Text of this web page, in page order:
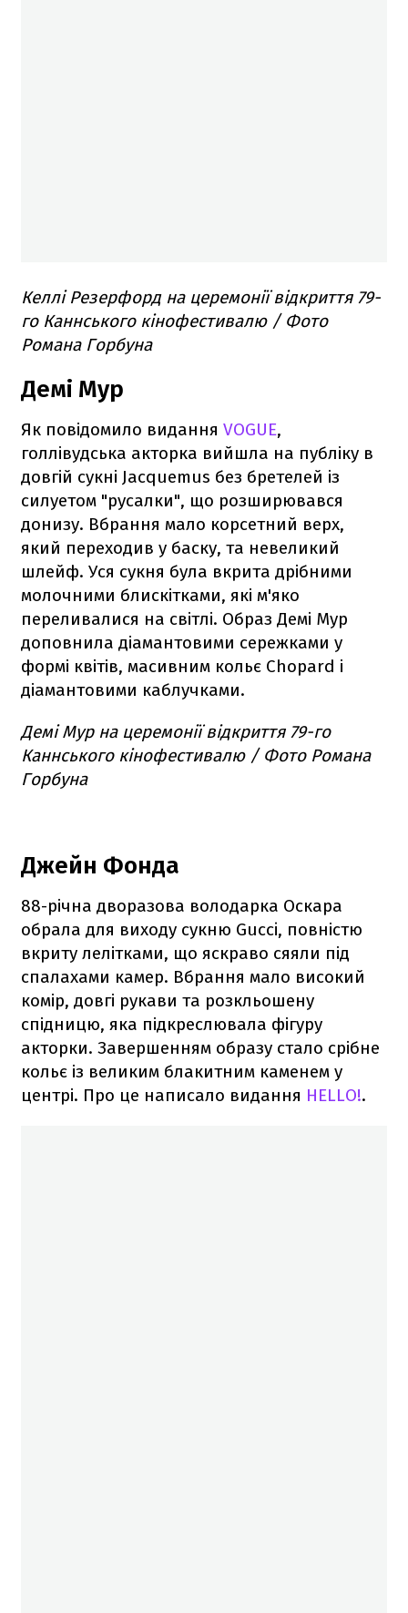
Келлі Резерфорд на церемонії відкриття 79-
го Каннського кінофестивалю / Фото
Романа Горбуна
Демі Мур
Як повідомило видання VOGUE,
голлівудська акторка вийшла на публіку в
довгій сукні Jacquemus без бретелей із
силуетом "русалки", що розширювався
донизу. Вбрання мало корсетний верх,
який переходив у баску, та невеликий
шлейф. Уся сукня була вкрита дрібними
молочними блискітками, які м'яко
переливалися на світлі. Образ Демі Мур
доповнила діамантовими сережками у
формі квітів, масивним кольє Chopard і
діамантовими каблучками.
Демі Мур на церемонії відкриття 79-го
Каннського кінофестивалю / Фото Романа
Горбуна
Джейн Фонда
88-річна дворазова володарка Оскара
обрала для виходу сукню Gucci, повністю
вкриту лелітками, що яскраво сяяли під
спалахами камер. Вбрання мало високий
комір, довгі рукави та розкльошену
спідницю, яка підкреслювала фігуру
акторки. Завершенням образу стало срібне
кольє із великим блакитним каменем у
центрі. Про це написало видання HELLO!.